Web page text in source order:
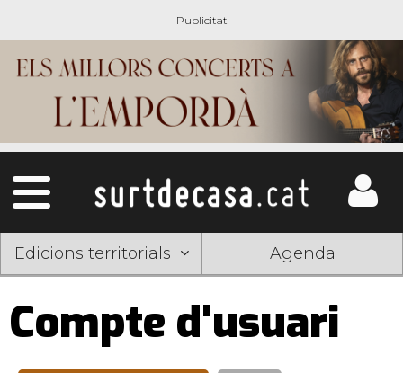
Edicions territorials Agenda
Compte d'usuari
Pestanyes
primàries